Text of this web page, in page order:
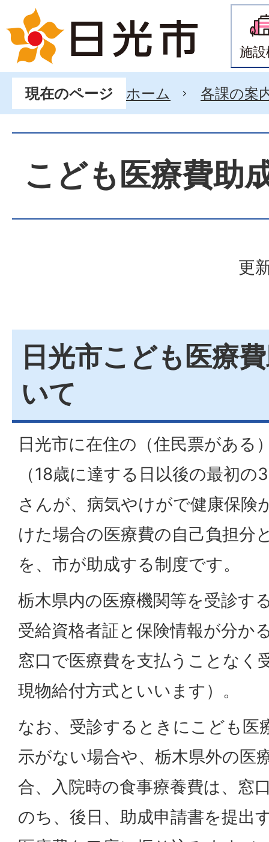
施
現在のページ ホーム 各課の案
こども医療費助
更
日光市こども医療
いて
日光市に在住の（住民票がある
（18歳に達する日以後の最初
さんが、病気やけがで健康保険
けた場合の医療費の自己負担分
を、市が助成する制度です。
栃木県内の医療機関等を受診す
受給資格者証と保険情報が分か
窓口で医療費を支払うことなく
現物給付方式といいます）。
なお、受診するときにこども医
示がない場合や、栃木県外の医
合、入院時の食事療養費は、窓
のち、後日、助成申請書を提出